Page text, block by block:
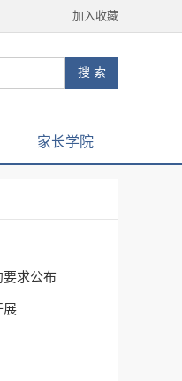
加入收藏
家长学院
求公布
展